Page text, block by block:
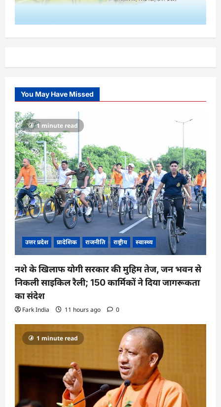
You May Have Missed
1 minute read
उत्तर प्रदेश प्रादेशिक राजनीति राष्ट्रीय स्वास्थ्य
नशे के खिलाफ योगी सरकार की मुहिम तेज, जन भवन से
निकली साइकिल रैली; 150 कार्मिकों ने दिया जागरूकता
का संदेश
Fark India 11 hours ago 0
1 minute read